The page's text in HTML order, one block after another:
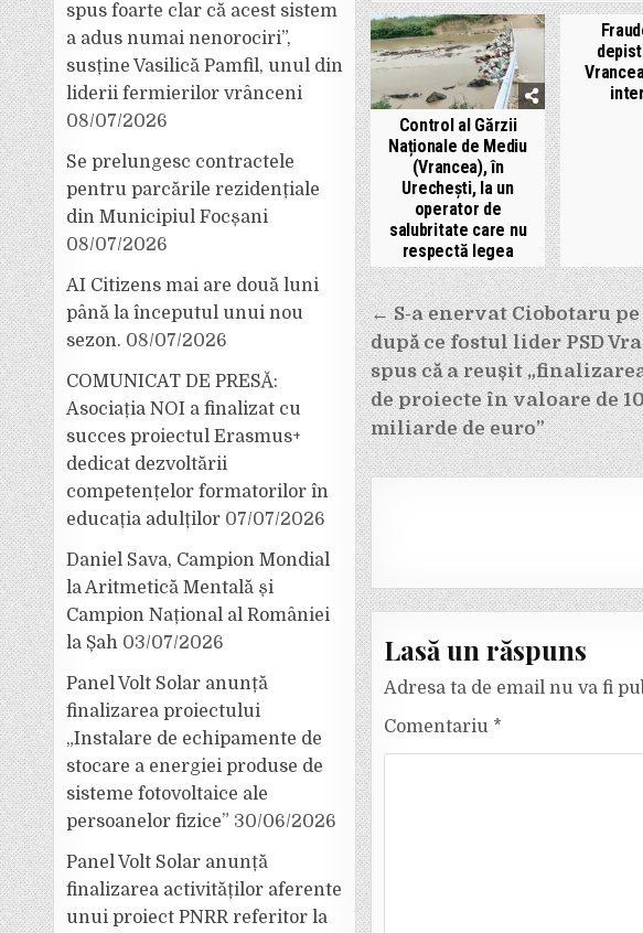
Control al Gărzii
Naționale de Mediu
(Vrancea), în
Urechești, la un
operator de
salubritate care nu
respectă legea
Navigare
în
articole
← S-a enervat Ciobotaru
după ce fostul lider PSD
spus că a reușit
de proiecte în valoare de
miliarde de euro”
Lasă un răspuns
Adresa ta de email nu va fi
Comentariu *
spus foarte clar că acest sistem
a adus numai nenorociri”,
susține Vasilică Pamfil, unul din
liderii fermierilor vrânceni
08/07/2026
Se prelungesc contractele
pentru parcările rezidențiale
din Municipiul Focșani
08/07/2026
AI Citizens mai are două luni
până la începutul unui nou
sezon. 08/07/2026
COMUNICAT DE PRESĂ:
Asociația NOI a finalizat cu
succes proiectul Erasmus+
dedicat dezvoltării
competențelor formatorilor în
educația adulților 07/07/2026
Daniel Sava, Campion Mondial
la Aritmetică Mentală și
Campion Național al României
la Șah 03/07/2026
Panel Volt Solar anunță
finalizarea proiectului
„Instalare de echipamente de
stocare a energiei produse de
sisteme fotovoltaice ale
persoanelor fizice” 30/06/2026
Panel Volt Solar anunță
finalizarea activităților aferente
unui proiect PNRR referitor la